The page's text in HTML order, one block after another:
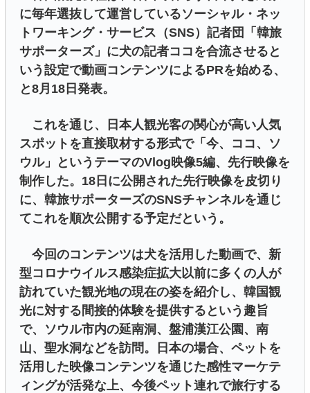
に毎年選抜して運営しているソーシャル・ネッ
トワーキング・サービス（SNS）記者団「韓旅
サポーターズ」に犬の記者ココを合流させると
いう設定で動画コンテンツによるPRを始める、
と8月18日発表。
これを通じ、日本人観光客の関心が高い人気
スポットを直接取材する形式で「今、ココ、ソ
ウル」というテーマのVlog映像5編、先行映像を
制作した。18日に公開された先行映像を皮切り
に、韓旅サポーターズのSNSチャンネルを通じ
てこれを順次公開する予定だという。
今回のコンテンツは犬を活用した動画で、新
型コロナウイルス感染症拡大以前に多くの人が
訪れていた観光地の現在の姿を紹介し、韓国観
光に対する間接的体験を提供するという趣旨
で、ソウル市内の延南洞、盤浦漢江公園、南
山、聖水洞などを訪問。日本の場合、ペットを
活用した映像コンテンツを通じた感性マーケテ
ィングが活発な上、今後ペット連れで旅行する